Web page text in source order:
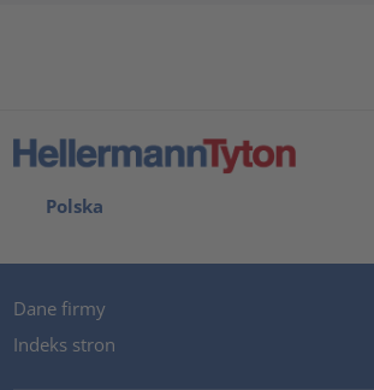
Polska
Dane firmy
Indeks stron